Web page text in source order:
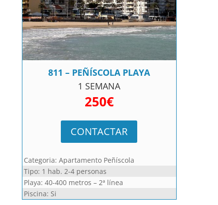
811 – PEÑÍSCOLA PLAYA
1 SEMANA
250€
CONTACTAR
Categoria: Apartamento Peñíscola
Tipo: 1 hab. 2-4personas
Playa: 40-400 metros – 2ª línea
Piscina: Si